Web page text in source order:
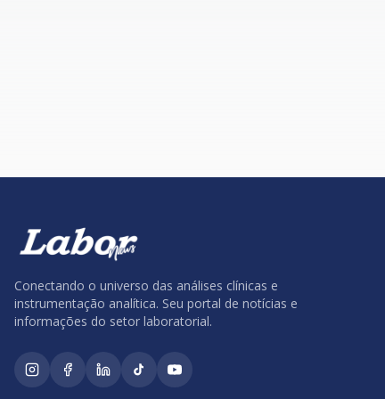
Conectando o universo das análises clínicas e
instrumentação analítica. Seu portal de notícias e
informações do setor laboratorial.